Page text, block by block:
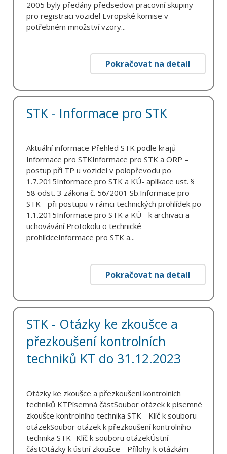
2005 byly předány předsedovi pracovní skupiny
pro registraci vozidel Evropské komise v
potřebném množství vzory...
Pokračovat na detail
STK - Informace pro STK
Aktuální informace Přehled STK podle krajů
Informace pro STKInformace pro STK a ORP –
postup při TP u vozidel v polopřevodu po
1.7.2015Informace pro STK a KÚ- aplikace ust. §
58 odst. 3 zákona č. 56/2001 Sb.Informace pro
STK - při postupu v rámci technických prohlídek po
1.1.2015Informace pro STK a KÚ - k archivaci a
uchovávání Protokolu o technické
prohlídceInformace pro STK a...
Pokračovat na detail
STK - Otázky ke zkoušce a
přezkoušení kontrolních
techniků KT do 31.12.2023
Otázky ke zkoušce a přezkoušení kontrolních
techniků KTPísemná částSoubor otázek k písemné
zkoušce kontrolního technika STK - Klíč k souboru
otázekSoubor otázek k přezkoušení kontrolního
technika STK- Klíč k souboru otázekÚstní
částOtázky k ústní zkoušce - Přílohy k otázkám